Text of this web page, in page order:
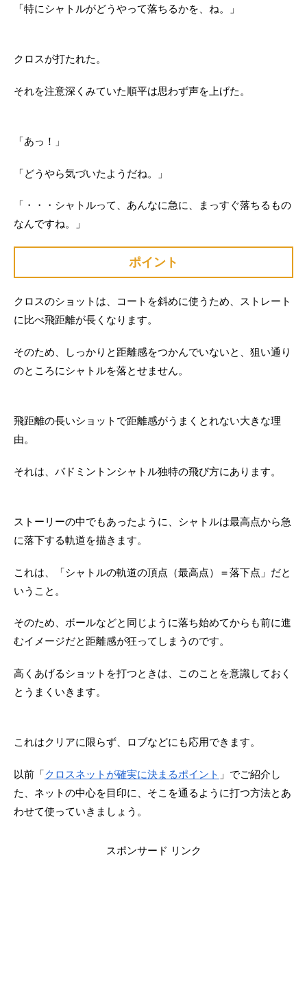
「特にシャトルがどうやって落ちるかを、ね。」
クロスが打たれた。
それを注意深くみていた順平は思わず声を上げた。
「あっ！」
「どうやら気づいたようだね。」
「・・・シャトルって、あんなに急に、まっすぐ落ちるもの
なんですね。」
ポイント
クロスのショットは、コートを斜めに使うため、ストレート
に比べ飛距離が長くなります。
そのため、しっかりと距離感をつかんでいないと、狙い通り
のところにシャトルを落とせません。
飛距離の長いショットで距離感がうまくとれない大きな理
由。
それは、バドミントンシャトル独特の飛び方にあります。
ストーリーの中でもあったように、シャトルは最高点から急
に落下する軌道を描きます。
これは、「シャトルの軌道の頂点（最高点）＝落下点」だと
いうこと。
そのため、ボールなどと同じように落ち始めてからも前に進
むイメージだと距離感が狂ってしまうのです。
高くあげるショットを打つときは、このことを意識しておく
とうまくいきます。
これはクリアに限らず、ロブなどにも応用できます。
以前「クロスネットが確実に決まるポイント 」でご紹介し
た、ネットの中心を目印に、そこを通るように打つ方法とあ
わせて使っていきましょう。
スポンサード リンク